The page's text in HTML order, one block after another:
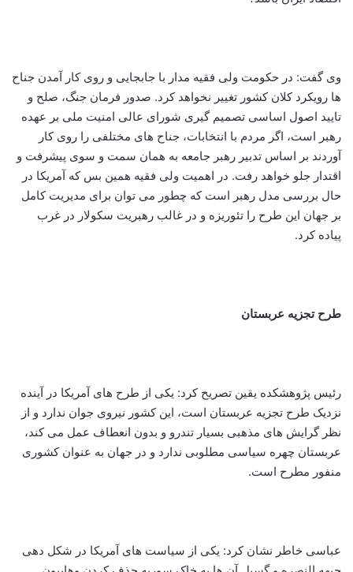
وی گفت: در حکومت ولی فقیه مدار با جابجایی و روی کار آمدن جناح
ها رویکرد کلان کشور تغییر نخواهد کرد. صدور فرمان جنگ، صلح و
تایید اصول اساسی تصمیم گیری شورای عالی امنیت ملی بر عهده
رهبر است، اگر مردم با انتخابات، جناح های مختلفی را روی کار
آوردند بر اساس تدبیر رهبر جامعه به همان سمت و سوی پیشرفت و
اقتدار جلو خواهد رفت. در اهمیت ولی فقیه همین بس که آمریکا در
حال بررسی مدل رهبر است که چطور می توان برای مدیریت کامل
بر جهان این طرح را تئوریزه و در غالب رهبریت سکولار در غرب
پیاده کرد.
طرح تجزیه عربستان
رئیس پژوهشکده یقین تصریح کرد: یکی از طرح های آمریکا در آینده
نزدیک طرح تجزیه عربستان است، این کشور نیروی جوان ندارد و از
نظر گرایش های مذهبی بسیار تندرو و بدون انعطاف عمل می کند،
عربستان چهره سیاسی مطلوبی ندارد و در جهان به عنوان کشوری
منفور مطرح است.
عباسی خاطر نشان کرد: یکی از سیاست های آمریکا در شکل دهی